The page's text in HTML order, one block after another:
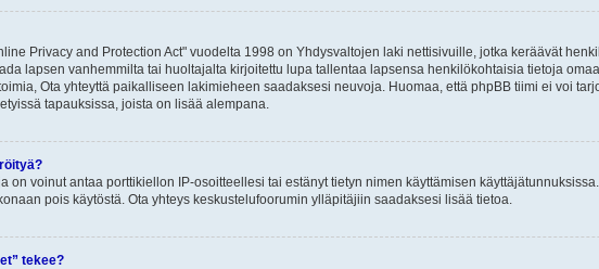
Privacy and Protection Act" vuodelta 1998 on Yhdysvaltojen laki nettisivuille, jotka keräävät
lapsen vanhemmilta tai huoltajalta kirjoitettu lupa tallentaa lapsensa henkilökohtaisia tietoja
Ota yhteyttä paikalliseen lakimieheen saadaksesi neuvoja. Huomaa, että phpBB tiimi ei voi
tapauksissa, joista on lisää alempana.
on voinut antaa porttikiellon IP-osoitteellesi tai estänyt tietyn nimen käyttämisen
pois käytöstä. Ota yhteys keskustelufoorumin ylläpitäjiin saadaksesi lisää tietoa.
tekee?